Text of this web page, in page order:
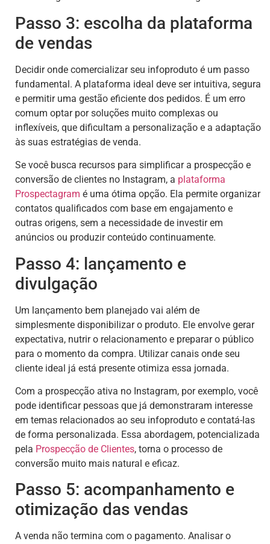
Passo 3: escolha da plataforma
de vendas
Decidir onde comercializar seu infoproduto é um passo
fundamental. A plataforma ideal deve ser intuitiva, segura
e permitir uma gestão eficiente dos pedidos. É um erro
comum optar por soluções muito complexas ou
inflexíveis, que dificultam a personalização e a adaptação
às suas estratégias de venda.
Se você busca recursos para simplificar a prospecção e
conversão de clientes no Instagram, a plataforma
Prospectagram é uma ótima opção. Ela permite organizar
contatos qualificados com base em engajamento e
outras origens, sem a necessidade de investir em
anúncios ou produzir conteúdo continuamente.
Passo 4: lançamento e
divulgação
Um lançamento bem planejado vai além de
simplesmente disponibilizar o produto. Ele envolve gerar
expectativa, nutrir o relacionamento e preparar o público
para o momento da compra. Utilizar canais onde seu
cliente ideal já está presente otimiza essa jornada.
Com a prospecção ativa no Instagram, por exemplo, você
pode identificar pessoas que já demonstraram interesse
em temas relacionados ao seu infoproduto e contatá-las
de forma personalizada. Essa abordagem, potencializada
pela Prospecção de Clientes, torna o processo de
conversão muito mais natural e eficaz.
Passo 5: acompanhamento e
otimização das vendas
A venda não termina com o pagamento. Analisar o